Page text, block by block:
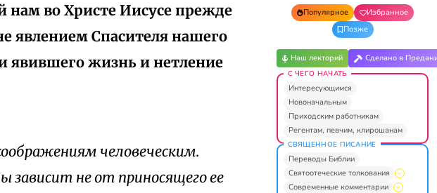
нам во Христе Иисусе прежде
явлением Спасителя нашего
явившего жизнь и нетление
человеческим.
не от приносящего ее
Популярное
Избранное
Позже
Наш лекторий Сделано в
С ЧЕГО НАЧАТЬ
Интересующимся
Новоначальным
Приходским работникам
Регентам, певчим, клирошанам
СВЯЩЕННОЕ ПИСАНИЕ
Переводы Библии
Святоотеческие толкования
Современные комментарии